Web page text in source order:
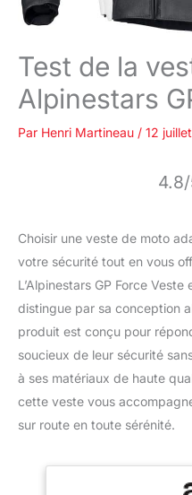
Test de la
Alpinestars
Par Henri Martineau / 12
Choisir une veste de moto
votre sécurité tout en vous
L’Alpinestars GP Force
distingue par sa conception
produit est conçu pour
soucieux de leur sécurité
à ses matériaux de haute
cette veste vous
sur route en toute sérénité.